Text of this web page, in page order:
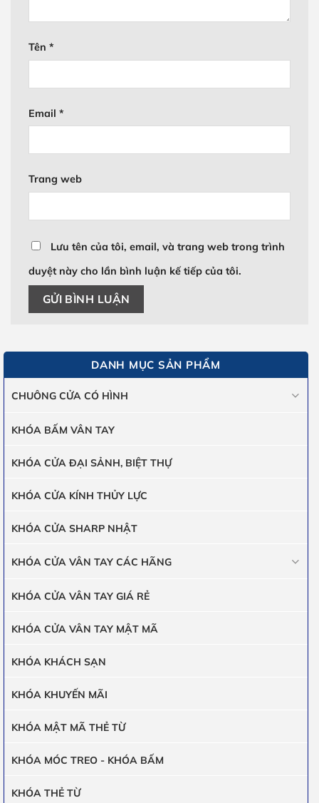
Tên *
Email *
Trang web
Lưu tên của tôi, email, và trang web trong trình
duyệt này cho lần bình luận kế tiếp của tôi.
DANH MỤC SẢN PHẨM
CHUÔNG CỬA CÓ HÌNH
KHÓA BẤM VÂN TAY
KHÓA CỬA ĐẠI SẢNH, BIỆT THỰ
KHÓA CỬA KÍNH THỦY LỰC
KHÓA CỬA SHARP NHẬT
KHÓA CỬA VÂN TAY CÁC HÃNG
KHÓA CỬA VÂN TAY GIÁ RẺ
KHÓA CỬA VÂN TAY MẬT MÃ
KHÓA KHÁCH SẠN
KHÓA KHUYẾN MÃI
KHÓA MẬT MÃ THẺ TỪ
KHÓA MÓC TREO - KHÓA BẤM
KHÓA THẺ TỪ